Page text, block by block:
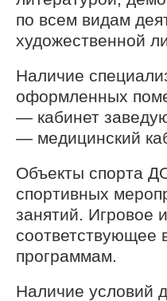
по всем видам
художественной
Наличие
оформленных
— кабинет
— медицинский
Объекты спорта
спортивных
занятий. Игровое
соответствующее
программам.
Наличие условий